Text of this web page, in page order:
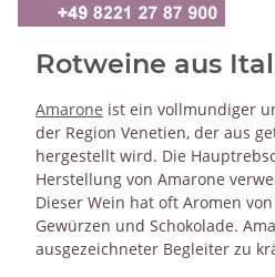
Rotweine aus
Amarone ist ein vollmundiger
der Region Venetien, der aus
hergestellt wird. Die
Herstellung von Amarone
Dieser Wein hat oft Aromen
Gewürzen und Schokolade.
ausgezeichneter Begleiter zu